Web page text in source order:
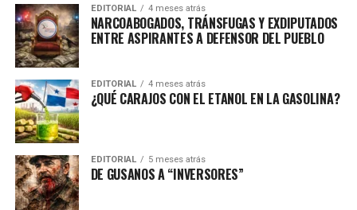
EDITORIAL 4 meses atrás
NARCOABOGADOS, TRÁNSFUGAS Y EXDIPUTADOS
ENTRE ASPIRANTES A DEFENSOR DEL PUEBLO
EDITORIAL 4 meses atrás
¿QUÉ CARAJOS CON EL ETANOL EN LA GASOLINA?
EDITORIAL 5 meses atrás
DE GUSANOS A “INVERSORES”